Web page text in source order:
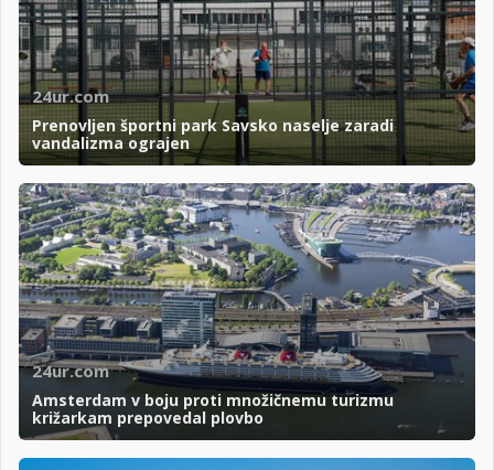
24ur.com
Prenovljen športni park Savsko naselje zaradi
vandalizma ograjen
24ur.com
Amsterdam v boju proti množičnemu turizmu
križarkam prepovedal plovbo